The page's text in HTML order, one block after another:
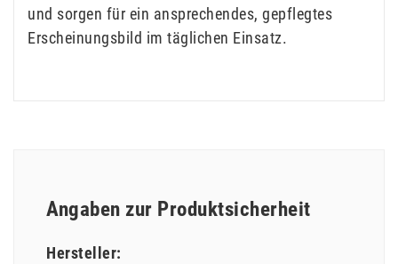
und sorgen für ein ansprechendes, gepflegtes
Erscheinungsbild im täglichen Einsatz.
Angaben zur Produktsicherheit
Hersteller: